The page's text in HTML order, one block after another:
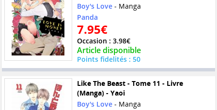
Boy's Love- Manga
Panda
7.95€
Occasion : 3.98€
Article disponible
Points fidelités : 50
Like The Beast - Tome 11 - Livre
(Manga) - Yaoi
Boy's Love- Manga